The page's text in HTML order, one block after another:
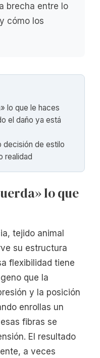
brecha entre lo
cómo los
lo que le haces
el daño ya está
decisión de estilo
realidad
lo que
tejido animal
su estructura
flexibilidad tiene
que la
y la posición
enrollas un
fibras se
El resultado
a veces